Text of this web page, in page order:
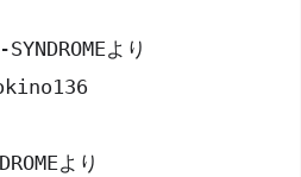
より
より